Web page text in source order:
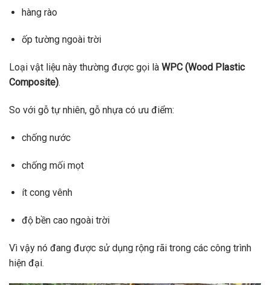
hàng rào
ốp tường ngoài trời
Loại vật liệu này thường được gọi là WPC (Wood Plastic
Composite).
So với gỗ tự nhiên, gỗ nhựa có ưu điểm:
chống nước
chống mối mọt
ít cong vênh
độ bền cao ngoài trời
Vì vậy nó đang được sử dụng rộng rãi trong các công trình
hiện đại.